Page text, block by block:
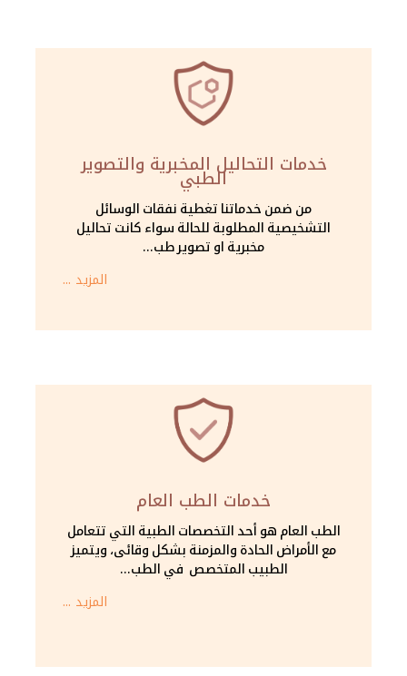
خدمات التحاليل المخبرية والتصوير
الطبي
من ضمن خدماتنا تغطية نفقات الوسائل
التشخيصية المطلوبة للحالة سواء كانت تحاليل
مخبرية او تصوير طب...
المزيد ...
خدمات الطب العام
الطب العام هو أحد التخصصات الطبية التي تتعامل
مع الأمراض الحادة والمزمنة بشكل وقائى، ويتميز
الطبيب المتخصص في الطب...
المزيد ...